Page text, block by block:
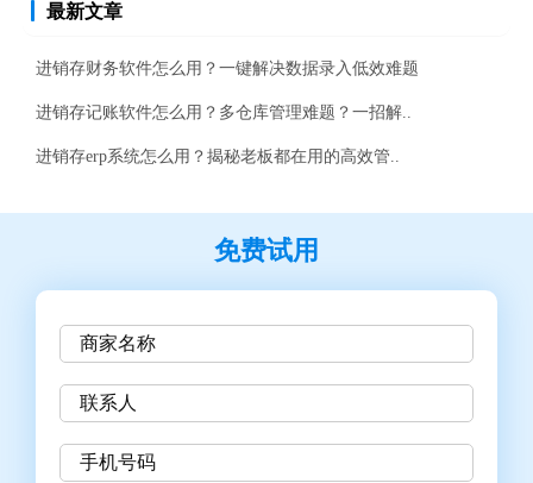
最新文章
进销存财务软件怎么用？一键解决数据录入低效难题
进销存记账软件怎么用？多仓库管理难题？一招解..
进销存erp系统怎么用？揭秘老板都在用的高效管..
免费试用